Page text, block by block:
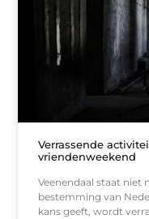
Verrassende
vriendenweekend
Veenendaal staat niet
bestemming van
kans geeft, wordt